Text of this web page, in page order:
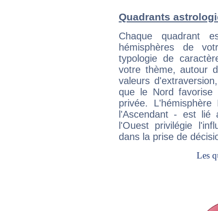
Quadrants
Chaque quadrant
hémisphères de
typologie de
votre thème, autour
valeurs
que le Nord favorise
privée.
l'Ascendant - est
l'Ouest privilégie
dans la prise de